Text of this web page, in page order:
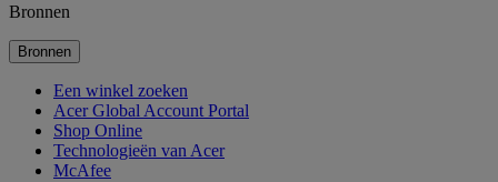
Bronnen
Bronnen
Een winkel zoeken
Acer Global Account Portal
Shop Online
Technologieën van Acer
McAfee